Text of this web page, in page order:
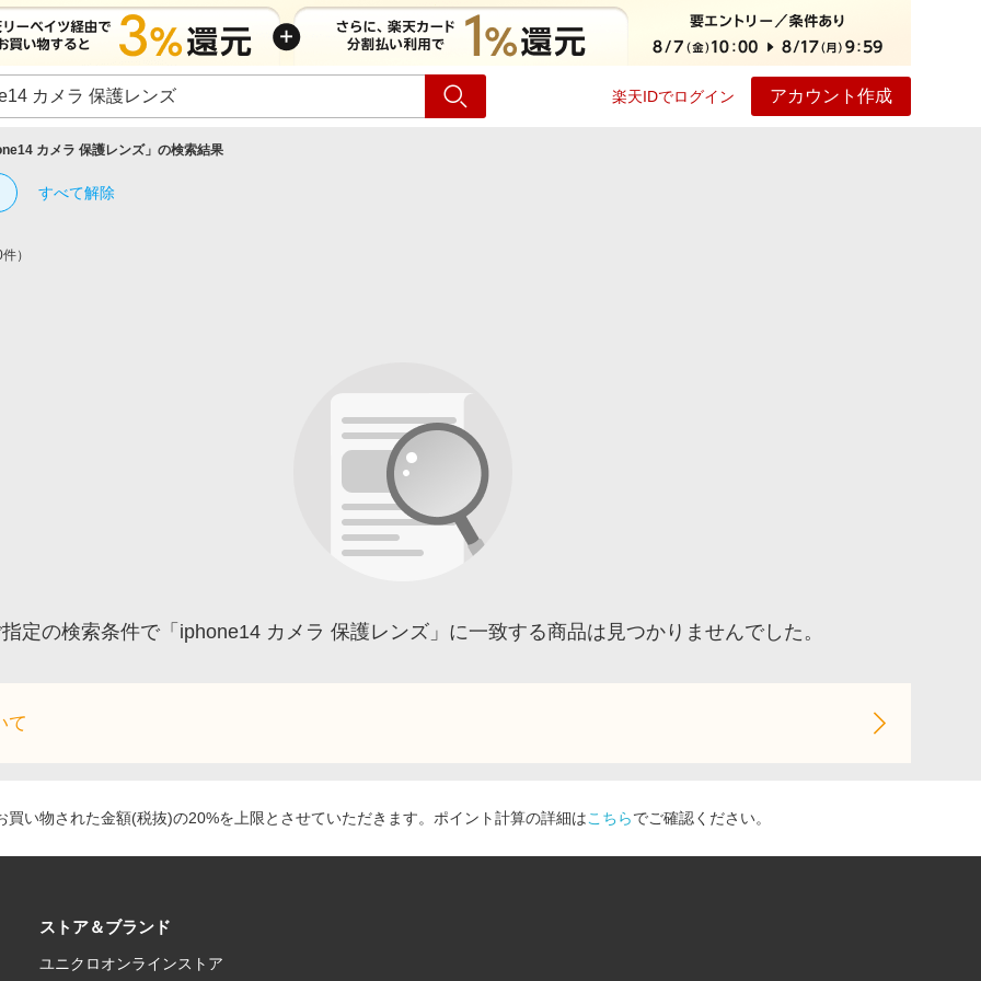
楽天IDでログイン アカウント作成
ショッピング
カメラ 保護レンズ」の検索結果
すべて解除
）
定の検索条件で「iphone14 カメラ 保護レンズ」に一致する商品は見つかりませんでした。
て
い物された金額(税抜)の20%を上限とさせていただきます。ポイント計算の詳細はこちらでご確認ください。
ストア＆ブランド
ユニクロオンラインストア